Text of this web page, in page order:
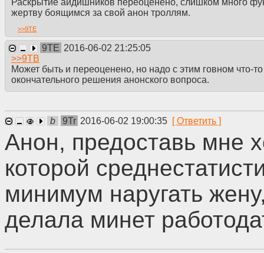
Раскрытие айдишников переоценено, слишком много
жертву боящимся за свой анон троллям.
>>9TE
9TE 2016-06-02 21:25:05
>>9TB
Может быть и переоценено, но надо с этим говном что-
окончательного решения анонского вопроса.
b 9Tr 2016-06-02 19:00:35
Анон, предоставь мне
которой
минимум наругать
делала минет